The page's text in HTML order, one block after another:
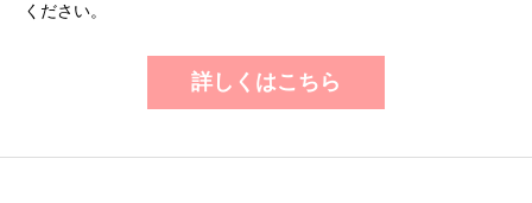
ください。
詳しくはこちら